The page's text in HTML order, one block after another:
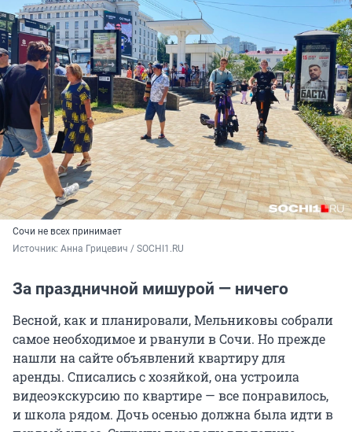
Сочи не всех принимает
Источник: Анна Грицевич / SOCHI1.RU
За праздничной мишурой — ничего
Весной, как и планировали, Мельниковы собрали
самое необходимое и рванули в Сочи. Но прежде
нашли на сайте объявлений квартиру для
аренды. Списались с хозяйкой, она устроила
видеоэкскурсию по квартире — все понравилось,
и школа рядом. Дочь осенью должна была идти в